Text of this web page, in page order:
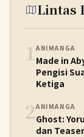
Lintas
1ANIMANGA
Made in
Pengisi
Ketiga
2ANIMANGA
Ghost:
dan